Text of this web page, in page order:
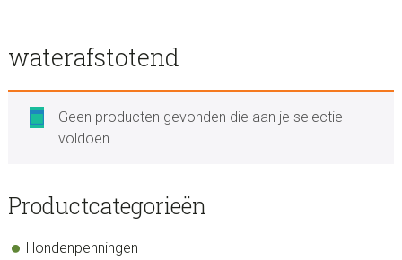
waterafstotend
Geen producten gevonden die aan je selectie
voldoen.
sidebar
Store
Productcategorieën
Hondenpenningen